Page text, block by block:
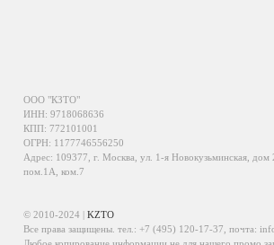
ООО "КЗТО"
ИНН: 9718068636
КПП: 772101001
ОГРН: 1177746556250
Адрес: 109377, г. Москва, ул. 1-я Новокузьминская, дом
пом.1А, ком.7
© 2010-2024 |KZTO
Все права защищены. тел.: +7 (495) 120-17-37 , почта:
Любое копирование информации не для нашего промо